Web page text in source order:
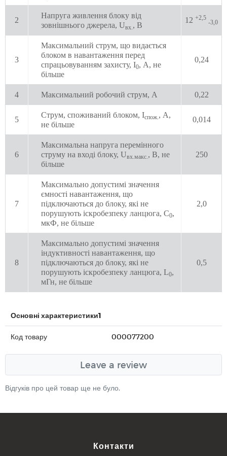
2
Напруга живлення блоку від
зовнішнього джерела, Uвх., В
12 +2,5
-3,0
3
Максимальний струм, що видається
блоком в навантаження перед
спрацьовуванням захисту, I0, А, не
більше
0,24
4 Максимальний робочий струм, А 0,22
5
Струм, споживаний блоком, Iспож., А,
не більше
0,014
6
Максимальна напруга перемінного
струму на вході блоку, Uвх.макс., В, не
більше
250
7
Максимально допустимі значення
ємності навантаження, що
підключаються до блоку, які не
порушують іскробезпеку ланцюга, С0,
мкФ, не більше
2,0
8
Максимально допустимі значення
індуктивності навантаження, що
підключаються до блоку, які не
порушують іскробезпеку ланцюга, L0,
мГн, не більше
0,5
Основні характеристики1
Код товару 000077200
Leave a review
Відгуків про цей товар ще не було.
Контакти